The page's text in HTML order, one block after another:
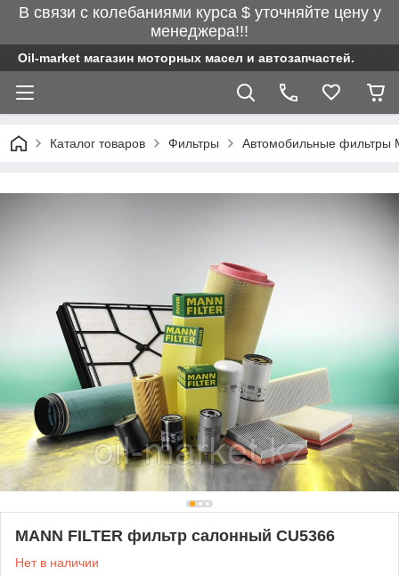
В связи с колебаниями курса $ уточняйте цену у
менеджера!!!
Oil-market магазин моторных масел и автозапчастей.
Каталог товаров Фильтры Автомобильные фильтры
MANN FILTER фильтр салонный CU5366
Нет в наличии